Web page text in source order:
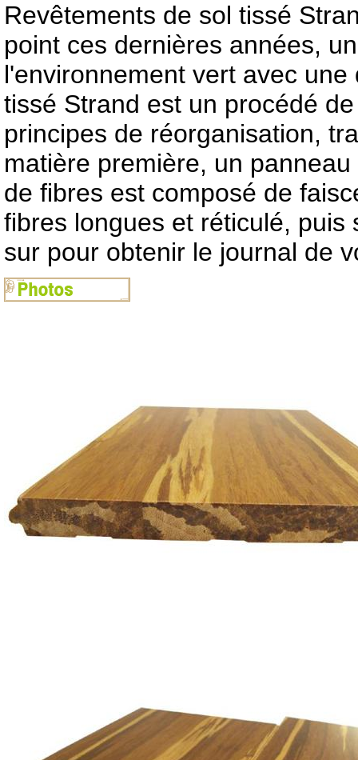
Revêtements de sol tissé
point ces dernières années,
l'environnement vert avec
tissé Strand est un procédé
principes de réorganisation,
matière première, un
de fibres est composé de
fibres longues et réticulé,
sur pour obtenir le journal de